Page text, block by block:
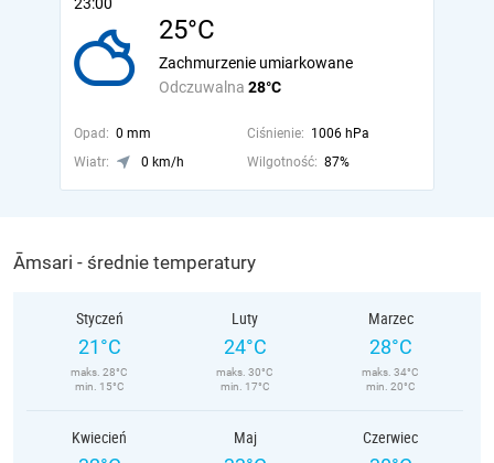
25°C
Odczuwalna 28°C
Zachmurzenie umiarkowane
Opad: 0 mm Ciśnienie: 1006 hPa
Wiatr:
0 km/h Wilgotność: 87%
Āmsari - średnie temperatury
Styczeń
21°C
maks. 28°C
min. 15°C
Luty
24°C
maks. 30°C
min. 17°C
Marzec
28°C
maks. 34°C
min. 20°C
Kwiecień Maj Czerwiec